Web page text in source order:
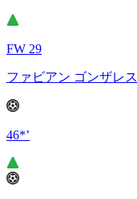
FW 29
ファビアン ゴンザレス
46*’